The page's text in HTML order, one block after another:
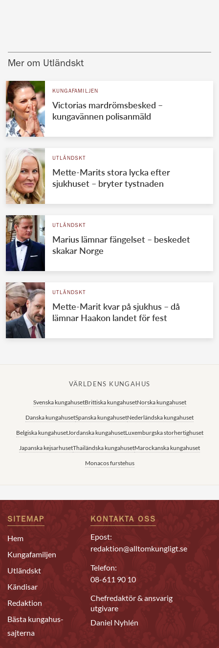
Mer om Utländskt
KUNGAFAMILJEN
Victorias mardrömsbesked –
kungavännen polisanmäld
UTLÄNDSKT
Mette-Marits stora lycka efter
sjukhuset – bryter tystnaden
UTLÄNDSKT
Marius lämnar fängelset – beskedet
skakar Norge
UTLÄNDSKT
Mette-Marit kvar på sjukhus – då
lämnar Haakon landet för fest
VÄRLDENS KUNGAHUS
Svenska kungahusetBrittiska kungahusetNorska kungahuset
Danska kungahusetSpanska kungahusetNederländska kungahuset
Belgiska kungahusetJordanska kungahusetLuxemburgska storhertighuset
Japanska kejsarhusetThailändska kungahusetMarockanska kungahuset
Monacos furstehus
SITEMAP
Hem
Kungafamiljen
Utländskt
Kändisar
Redaktion
Bästa kungahus-
sajterna
KONTAKTA OSS
Epost:
redaktion@alltomkungligt.se
Telefon:
08-611 90 10
Chefredaktör & ansvarig
utgivare
Daniel Nyhlén